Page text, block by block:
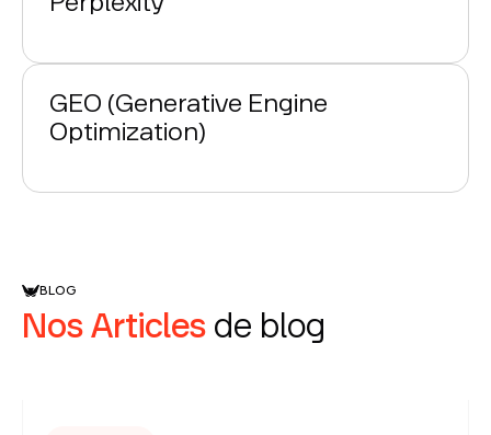
GEO (Generative Engine
Optimization)
BLOG
Nos Articles de blog